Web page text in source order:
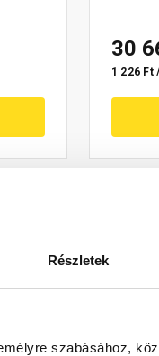
Részletek
szabásához,
30
1 226 Ft